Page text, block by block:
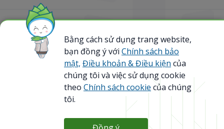
Sơ đồ website
@ 2023 Bamboo Airways Copyright. All Rights
Reserved.
Business Registration Code: 0107867370
Bằng cách sử dụng trang website,
bạn đồng ý với Chính sách bảo
mật, Điều khoản & Điều kiện của
chúng tôi và việc sử dụng cookie
theo Chính sách cookie của chúng
tôi.